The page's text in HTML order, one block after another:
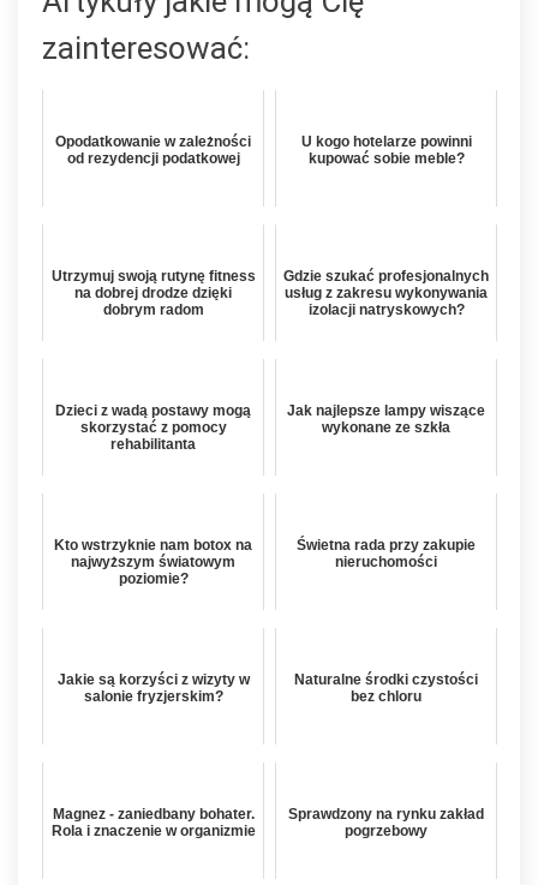
zainteresować:
Opodatkowanie w zależności
od rezydencji podatkowej
U kogo hotelarze powinni
kupować sobie meble?
Utrzymuj swoją rutynę fitness
na dobrej drodze dzięki
dobrym radom
Gdzie szukać profesjonalnych
usług z zakresu wykonywania
izolacji natryskowych?
Dzieci z wadą postawy mogą
skorzystać z pomocy
rehabilitanta
Jak najlepsze lampy wiszące
wykonane ze szkła
Kto wstrzyknie nam botox na
najwyższym światowym
poziomie?
Świetna rada przy zakupie
nieruchomości
Jakie są korzyści z wizyty w
salonie fryzjerskim?
Naturalne środki czystości
bez chloru
Magnez - zaniedbany bohater.
Rola i znaczenie w organizmie
Sprawdzony na rynku zakład
pogrzebowy